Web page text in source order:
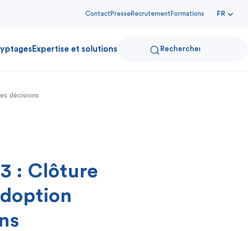
Contact Presse Recrutement Formations FR
Expertise et solutions
décisions
: Clôture